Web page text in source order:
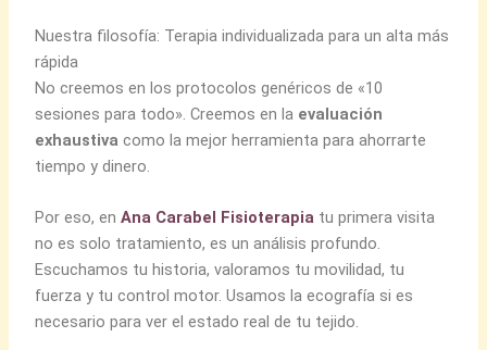
Nuestra filosofía: Terapia individualizada para un alta más
rápida
No creemos en los protocolos genéricos de «10
sesiones para todo». Creemos en la evaluación
exhaustiva como la mejor herramienta para ahorrarte
tiempo y dinero.
Por eso, enAna Carabel Fisioterapia tu primera visita
no es solo tratamiento, es un análisis profundo.
Escuchamos tu historia, valoramos tu movilidad, tu
fuerza y tu control motor. Usamos la ecografía si es
necesario para ver el estado real de tu tejido.